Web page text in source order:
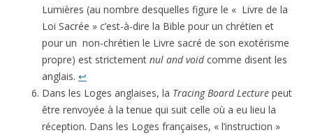
Lumières (au nombre desquelles figure le « Livre de la
Loi Sacrée » c’est-à-dire la Bible pour un chrétien et
pour un non-chrétien le Livre sacré de son exotérisme
propre) est strictement nul and voidcomme disent les
anglais. ↩
Dans les Loges anglaises, la Tracing Board Lecture peut
être renvoyée à la tenue qui suit celle où a eu lieu la
réception. Dans les Loges françaises, « l’instruction »